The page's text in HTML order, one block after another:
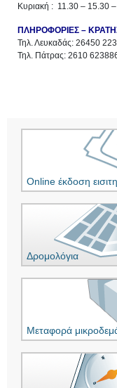
Κυριακή : 11.30 – 15.30
ΠΛΗΡΟΦΟΡΙΕΣ –
Τηλ. Λευκαδάς: 26450
Τηλ. Πάτρας: 2610
Online έκδοση
Δρομολόγια
Μεταφορά